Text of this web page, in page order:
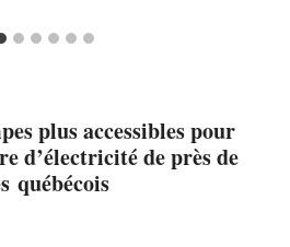
plus accessibles pour
d’électricité de près de
québécois